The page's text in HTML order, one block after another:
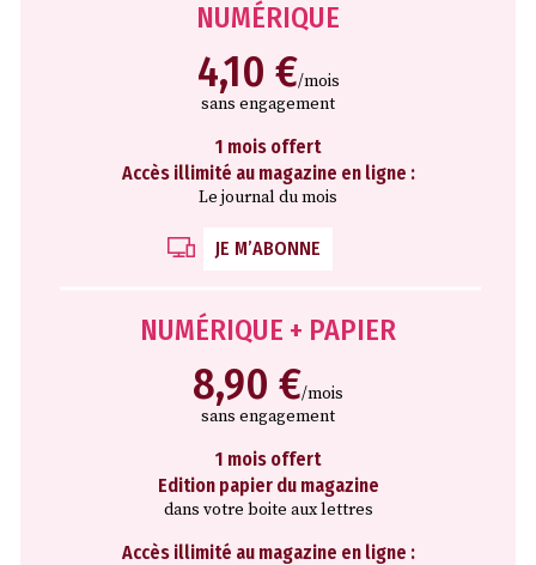
NUMÉRIQUE
4,10 €/mois
sans engagement
1 mois offert
Accès illimité au magazine en ligne :
Le journal du mois
JE M’ABONNE
NUMÉRIQUE + PAPIER
8,90 €/mois
sans engagement
1 mois offert
Edition papier du magazine
dans votre boite aux lettres
Accès illimité au magazine en ligne :